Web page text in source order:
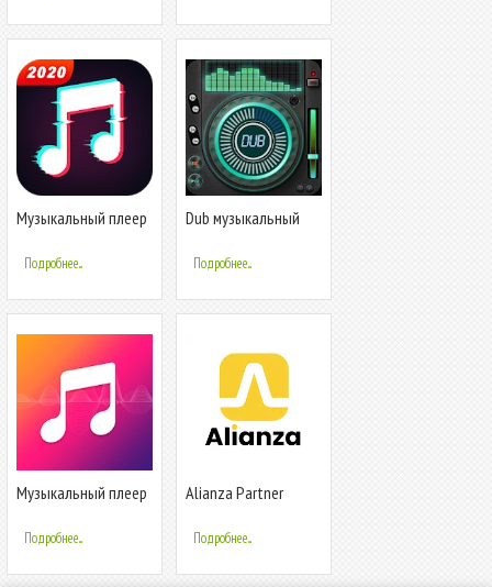
Музыкальный плеер
аудио-плеер
Подробнее...
Dub музыкальный
& Темы
Подробнее...
Музыкальный плеер
Подробнее...
Alianza Partner
Подробнее...